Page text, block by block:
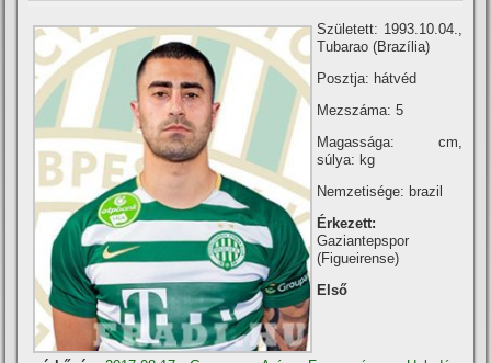
Született: 1993.10.04.,
Tubarao (Brazí­lia)
Posztja: hátvéd
Mezszáma: 5
Magassága: cm,
súlya: kg
Nemzetisége: brazil
Érkezett:
Gaziantepspor
(Figueirense)
Első